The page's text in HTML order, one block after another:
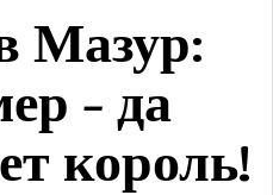
Мазур:
– да
король!